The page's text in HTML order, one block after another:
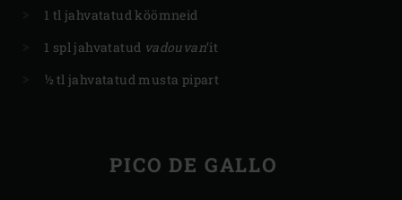
1 tl jahvatatud köömneid
1 spl jahvatatud vadouvan’it
½ tl jahvatatud musta pipart
PICO DE GALLO